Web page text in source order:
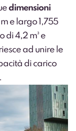
dimensioni
e largo 1,755
di 4,2 m³ e
ad unire le
di carico